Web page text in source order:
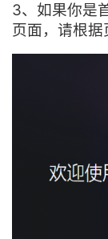
3、如果你是
页面，请根据